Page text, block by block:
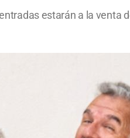
estarán a la venta